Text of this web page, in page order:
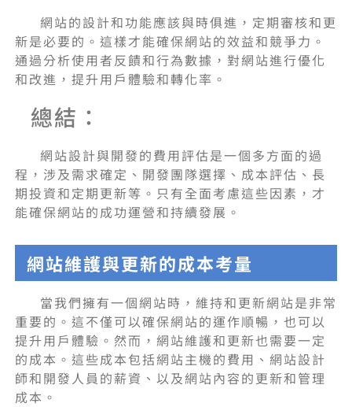
網站的設計和功能應該與時俱進，定期審核和更
新是必要的。這樣才能確保網站的效益和競爭力。
通過分析使用者反饋和行為數據，對網站進行優化
和改進，提升用戶體驗和轉化率。
總結：
網站設計與開發的費用評估是一個多方面的過
程，涉及需求確定、開發團隊選擇、成本評估、長
期投資和定期更新等。只有全面考慮這些因素，才
能確保網站的成功運營和持續發展。
網站維護與更新的成本考量
當我們擁有一個網站時，維持和更新網站是非常
重要的。這不僅可以確保網站的運作順暢，也可以
提升用戶體驗。然而，網站維護和更新也需要一定
的成本。這些成本包括網站主機的費用、網站設計
師和開發人員的薪資、以及網站內容的更新和管理
成本。